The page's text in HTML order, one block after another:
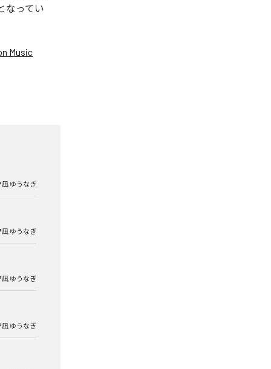
なってい
Music
凪 ゆうなぎ
凪 ゆうなぎ
凪 ゆうなぎ
凪 ゆうなぎ